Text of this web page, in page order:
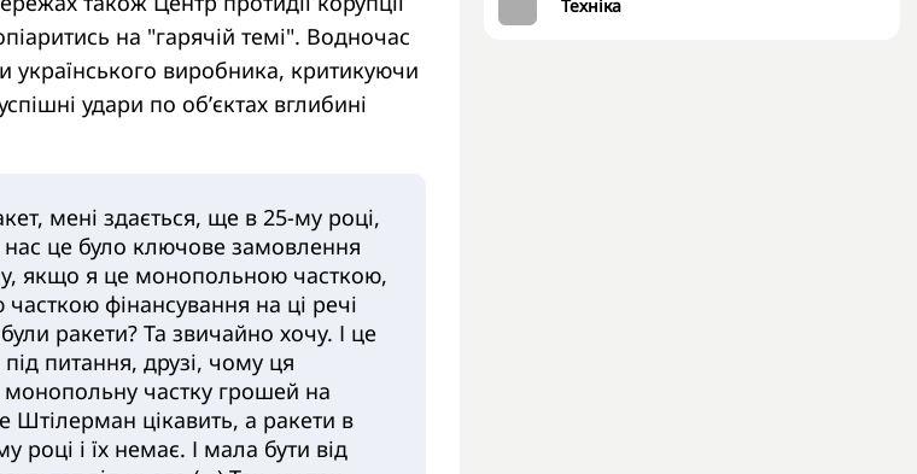
Техніка
на "гарячій темі". Водночас
українського виробника, критикуючи
удари по обʼєктах вглибині
мені здається, ще в 25-му році,
нас це було ключове замовлення
якщо я це монопольною часткою,
фінансування на ці речі
ракети? Та звичайно хочу. І це
питання, друзі, чому ця
частку грошей на
цікавить, а ракети в
році і їх немає. І мала бути від